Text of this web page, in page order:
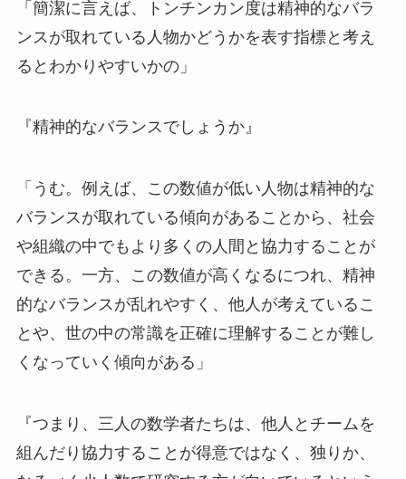
「簡潔に言えば、トンチンカン度は精神的なバラ
ンスが取れている人物かどうかを表す指標と考え
るとわかりやすいかの」
『精神的なバランスでしょうか』
「うむ。例えば、この数値が低い人物は精神的な
バランスが取れている傾向があることから、社会
や組織の中でもより多くの人間と協力することが
できる。一方、この数値が高くなるにつれ、精神
的なバランスが乱れやすく、他人が考えているこ
とや、世の中の常識を正確に理解することが難し
くなっていく傾向がある」
『つまり、三人の数学者たちは、他人とチームを
組んだり協力することが得意ではなく、独りか、